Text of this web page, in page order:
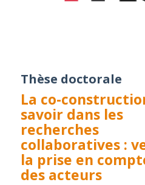
Thèse doctorale
La co-
savoir dans les
recherches
collaboratives :
la prise en
des acteurs